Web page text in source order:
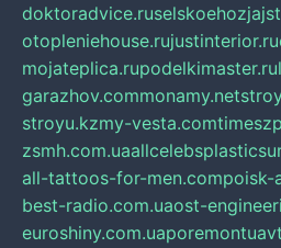
doktoradvice.ru
otopleniehouse.rujustinterior.ru
mojateplica.rupodelkimaster.ru
garazhov.commonamy.net
stroyu.kzmy-vesta.com
zsmh.com.ua
all-tattoos-for-men.compoisk-
best-radio.com.uaost-
euroshiny.com.ua